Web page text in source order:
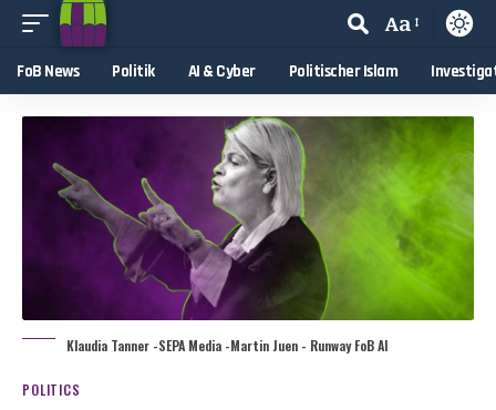
Aa
FoB News Politik AI & Cyber Politischer Islam
Klaudia Tanner -SEPA Media -Martin Juen - Runway FoB AI
POLITICS